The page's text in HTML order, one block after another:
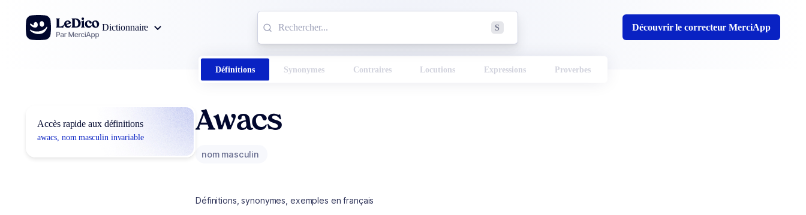
Aller au contenu
Dictionnaire
S Découvrir le correcteur MerciApp
Définitions Synonymes Contraires Locutions Expressions Proverbes
Accès rapide aux définitions
awacs, nom masculin invariable
Awacs
nom masculin
Définitions, synonymes, exemples en français